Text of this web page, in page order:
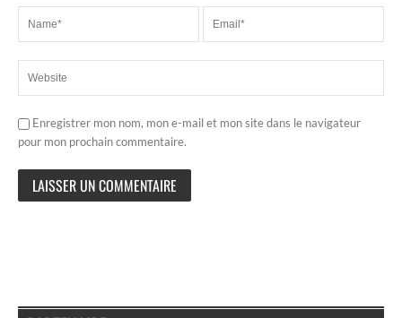
Enregistrer mon nom, mon e-mail et mon site dans le navigateur
pour mon prochain commentaire.